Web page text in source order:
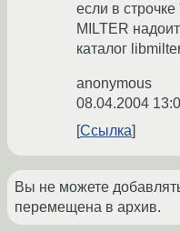
если в
MILTER
каталог
anonymous
08.04.2004
Ссылка
Вы не можете
перемещена в архив.